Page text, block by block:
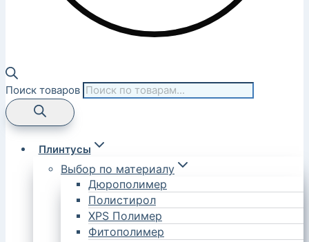
Поиск товаров
Плинтусы
Выбор по материалу
Дюрополимер
Полистирол
XPS Полимер
Фитополимер